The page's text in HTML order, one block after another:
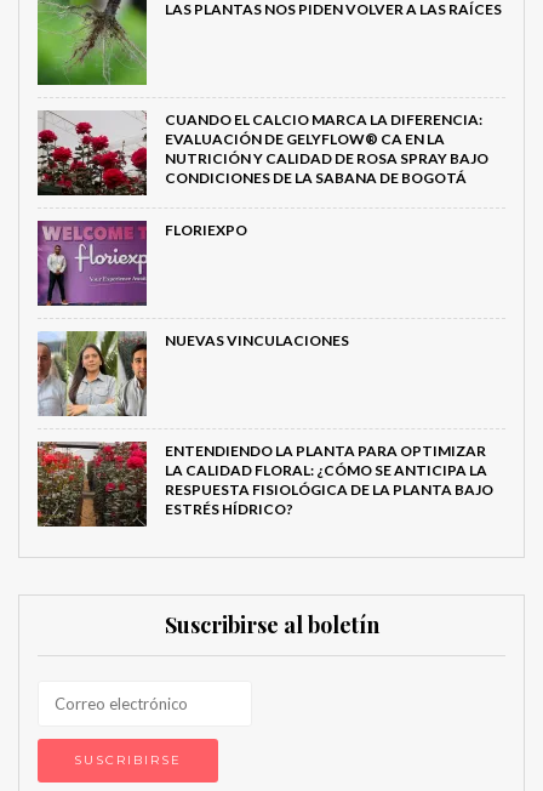
LAS PLANTAS NOS PIDEN VOLVER A LAS RAÍCES
CUANDO EL CALCIO MARCA LA DIFERENCIA:
EVALUACIÓN DE GELYFLOW® CA EN LA
NUTRICIÓN Y CALIDAD DE ROSA SPRAY BAJO
CONDICIONES DE LA SABANA DE BOGOTÁ
FLORIEXPO
NUEVAS VINCULACIONES
ENTENDIENDO LA PLANTA PARA OPTIMIZAR
LA CALIDAD FLORAL: ¿CÓMO SE ANTICIPA LA
RESPUESTA FISIOLÓGICA DE LA PLANTA BAJO
ESTRÉS HÍDRICO?
Suscribirse al boletín